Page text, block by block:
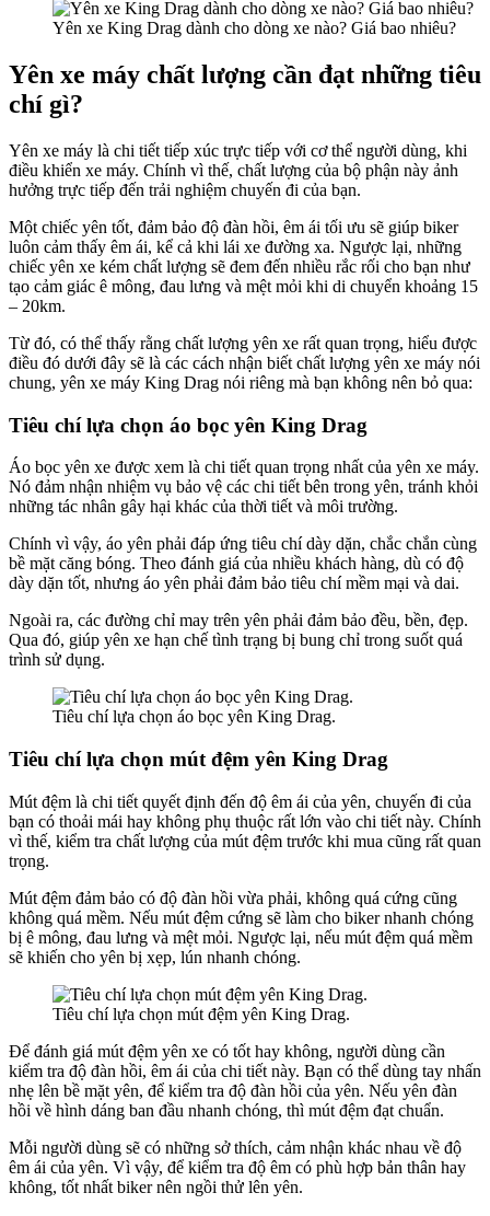
Yên xe King Drag dành cho dòng xe nào? Giá bao nhiêu?
Yên xe máy chất lượng cần đạt những tiêu
chí gì?
Yên xe máy là chi tiết tiếp xúc trực tiếp với cơ thể người dùng, khi
điều khiển xe máy. Chính vì thế, chất lượng của bộ phận này ảnh
hưởng trực tiếp đến trải nghiệm chuyến đi của bạn.
Một chiếc yên tốt, đảm bảo độ đàn hồi, êm ái tối ưu sẽ giúp biker
luôn cảm thấy êm ái, kể cả khi lái xe đường xa. Ngược lại, những
chiếc yên xe kém chất lượng sẽ đem đến nhiều rắc rối cho bạn như
tạo cảm giác ê mông, đau lưng và mệt mỏi khi di chuyển khoảng 15
– 20km.
Từ đó, có thể thấy rằng chất lượng yên xe rất quan trọng, hiểu được
điều đó dưới đây sẽ là các cách nhận biết chất lượng yên xe máy nói
chung, yên xe máy King Drag nói riêng mà bạn không nên bỏ qua:
Tiêu chí lựa chọn áo bọc yên King Drag
Áo bọc yên xe được xem là chi tiết quan trọng nhất của yên xe máy.
Nó đảm nhận nhiệm vụ bảo vệ các chi tiết bên trong yên, tránh khỏi
những tác nhân gây hại khác của thời tiết và môi trường.
Chính vì vậy, áo yên phải đáp ứng tiêu chí dày dặn, chắc chắn cùng
bề mặt căng bóng. Theo đánh giá của nhiều khách hàng, dù có độ
dày dặn tốt, nhưng áo yên phải đảm bảo tiêu chí mềm mại và dai.
Ngoài ra, các đường chỉ may trên yên phải đảm bảo đều, bền, đẹp.
Qua đó, giúp yên xe hạn chế tình trạng bị bung chỉ trong suốt quá
trình sử dụng.
Tiêu chí lựa chọn áo bọc yên King Drag.
Tiêu chí lựa chọn mút đệm yên King Drag
Mút đệm là chi tiết quyết định đến độ êm ái của yên, chuyến đi của
bạn có thoải mái hay không phụ thuộc rất lớn vào chi tiết này. Chính
vì thế, kiểm tra chất lượng của mút đệm trước khi mua cũng rất quan
trọng.
Mút đệm đảm bảo có độ đàn hồi vừa phải, không quá cứng cũng
không quá mềm. Nếu mút đệm cứng sẽ làm cho biker nhanh chóng
bị ê mông, đau lưng và mệt mỏi. Ngược lại, nếu mút đệm quá mềm
sẽ khiến cho yên bị xẹp, lún nhanh chóng.
Tiêu chí lựa chọn mút đệm yên King Drag.
Để đánh giá mút đệm yên xe có tốt hay không, người dùng cần
kiểm tra độ đàn hồi, êm ái của chi tiết này. Bạn có thể dùng tay nhấn
nhẹ lên bề mặt yên, để kiểm tra độ đàn hồi của yên. Nếu yên đàn
hồi về hình dáng ban đầu nhanh chóng, thì mút đệm đạt chuẩn.
Mỗi người dùng sẽ có những sở thích, cảm nhận khác nhau về độ
êm ái của yên. Vì vậy, để kiểm tra độ êm có phù hợp bản thân hay
không, tốt nhất biker nên ngồi thử lên yên.